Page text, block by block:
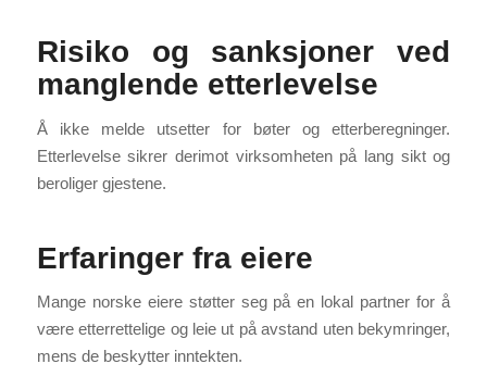
Risiko og sanksjoner ved
manglende etterlevelse
Å ikke melde utsetter for bøter og etterberegninger.
Etterlevelse sikrer derimot virksomheten på lang sikt og
beroliger gjestene.
Erfaringer fra eiere
Mange norske eiere støtter seg på en lokal partner for å
være etterrettelige og leie ut på avstand uten bekymringer,
mens de beskytter inntekten.